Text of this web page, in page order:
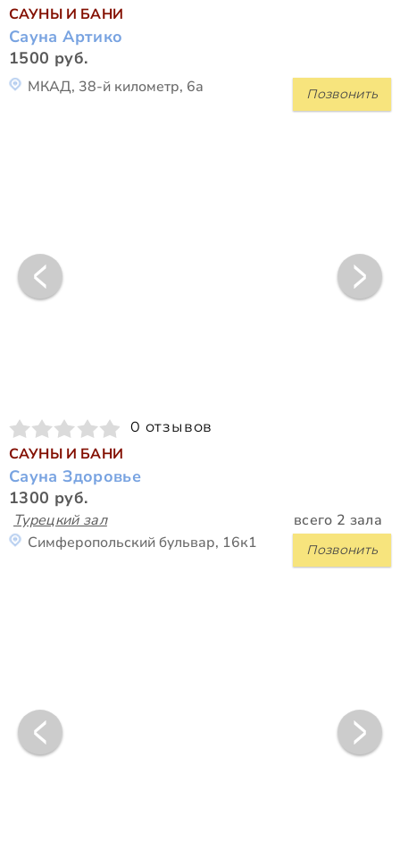
САУНЫ И БАНИ
Сауна Артико
1500 руб.
Позвонить
МКАД, 38-й километр, 6а
0 отзывов
САУНЫ И БАНИ
Сауна Здоровье
1300 руб.
Турецкий зал всего 2 зала
Позвонить
Симферопольский бульвар, 16к1